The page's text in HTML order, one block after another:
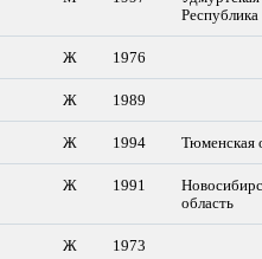
Республика
Ж 1976
Ж 1989
Ж 1994 Тюменская
Ж 1991
область
Ж 1973